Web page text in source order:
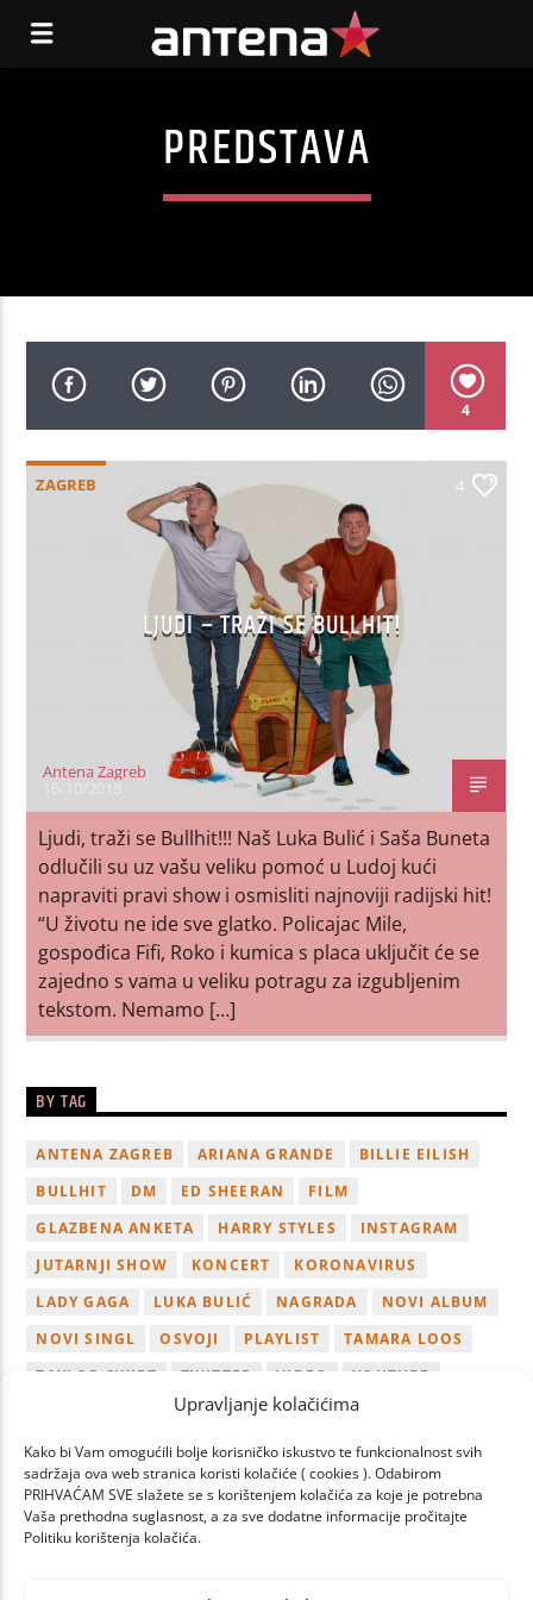
Upravljanje kolačićima
Kako bi Vam omogućili bolje korisničko iskustvo te funkcionalnost svih
sadržaja ova web stranica koristi kolačiće ( cookies ). Odabirom
PRIHVAĆAM SVE slažete se s korištenjem kolačića za koje je potrebna
Vaša prethodna suglasnost, a za sve dodatne informacije pročitajte
Politiku korištenja kolačića.
PREDSTAVA
4
ZAGREB 4
LJUDI – TRAŽI SE BULLHIT!
Antena Zagreb
Ljudi, traži se Bullhit!!! Naš Luka Bulić i Saša Buneta
odlučili su uz vašu veliku pomoć u Ludoj kući
napraviti pravi show i osmisliti najnoviji radijski hit!
“U životu ne ide sve glatko. Policajac Mile,
gospođica Fifi, Roko i kumica s placa uključit će se
zajedno s vama u veliku potragu za izgubljenim
tekstom. Nemamo […]
BY TAG
ANTENA ZAGREB ARIANA GRANDE
BILLIE EILISH
BULLHIT
DM ED SHEERAN
FILM
GLAZBENA ANKETA
HARRY STYLES
INSTAGRAM
JUTARNJI SHOW
KONCERT
KORONAVIRUS
LADY GAGA
LUKA BULIĆ NAGRADA
NOVI ALBUM
NOVI SINGL
OSVOJI PLAYLIST
TAMARA LOOS
TAYLOR SWIFT
TWITTER VIDEO
YOUTUBE